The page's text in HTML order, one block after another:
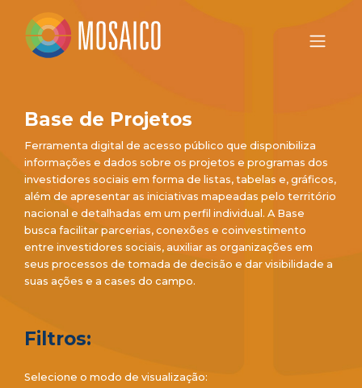
Base de Projetos
Ferramenta digital de acesso público que disponibiliza
informações e dados sobre os projetos e programas dos
investidores sociais em forma de listas, tabelas e, gráficos,
além de apresentar as iniciativas mapeadas pelo território
nacional e detalhadas em um perfil individual. A Base
busca facilitar parcerias, conexões e coinvestimento
entre investidores sociais, auxiliar as organizações em
seus processos de tomada de decisão e dar visibilidade a
suas ações e a cases do campo.
Filtros:
Selecione o modo de visualização: